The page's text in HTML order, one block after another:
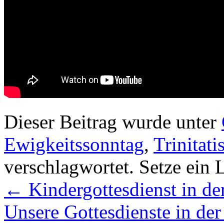
Dieser Beitrag wurde unter
Ewigkeitssonntag,
verschlagwortet. Setze ein
← Kindergottesdienst in
Unsere Gottesdienste in